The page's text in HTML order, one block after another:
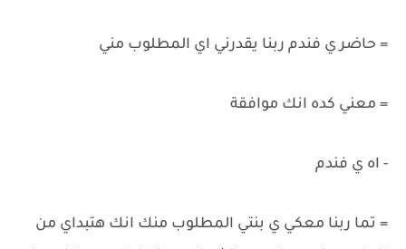
= حاضر ي فندم ربنا يقدرني اي المطلوب مني
= معني كده انك موافقة
- اه ي فندم
= تما ربنا معكي ي بنتي المطلوب منك انك هتبداي من